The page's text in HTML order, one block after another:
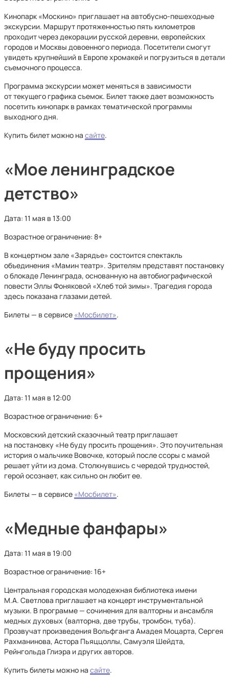
Кинопарк «Москино» приглашает на автобусно-пешеходные
экскурсии. Маршрут протяженностью пять километров
проходит через декорации русской деревни, европейских
городов и Москвы довоенного периода. Посетители смогут
увидеть крупнейший в Европе хромакей и погрузиться в детали
съемочного процесса.
Программа экскурсии может меняться в зависимости
от текущего графика съемок. Билет также дает возможность
посетить кинопарк в рамках тематической программы
выходного дня.
Купить билет можно на сайте.
«Мое ленинградское
детство»
Дата: 11 мая в 13:00
Возрастное ограничение: 8+
В концертном зале «Зарядье» состоится спектакль
объединения «Мамин театр». Зрителям представят постановку
о блокаде Ленинграда, основанную на автобиографической
повести Эллы Фоняковой «Хлеб той зимы». Трагедия города
здесь показана глазами детей.
Билеты — в сервисе «Мосбилет».
«Не буду просить
прощения»
Дата: 11 мая в 12:00
Возрастное ограничение: 6+
Московский детский сказочный театр приглашает
на постановку «Не буду просить прощения». Это поучительная
история о мальчике Вовочке, который после ссоры с мамой
решает уйти из дома. Столкнувшись с чередой трудностей,
герой осознает, как сильно он любит ее.
Билеты — в сервисе «Мосбилет».
«Медные фанфары»
Дата: 11 мая в 19:00
Возрастное ограничение: 16+
Центральная городская молодежная библиотека имени
М.А. Светлова приглашает на концерт инструментальной
музыки. В программе — сочинения для валторны и ансамбля
медных духовых (валторна, две трубы, тромбон, туба).
Прозвучат произведения Вольфганга Амадея Моцарта, Сергея
Рахманинова, Астора Пьяццоллы, Самуэля Шейдта,
Рейнгольда Глиэра и других авторов.
Купить билеты можно на сайте.